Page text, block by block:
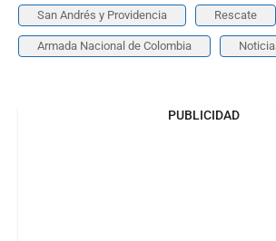
San Andrés y Providencia Rescate
Armada Nacional de Colombia
PUBLICIDAD